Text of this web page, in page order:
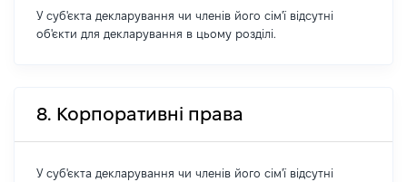
У суб'єкта декларування чи членів його сім'ї відсутні
об'єкти для декларування в цьому розділі.
8. Корпоративні права
У суб'єкта декларування чи членів його сім'ї відсутні